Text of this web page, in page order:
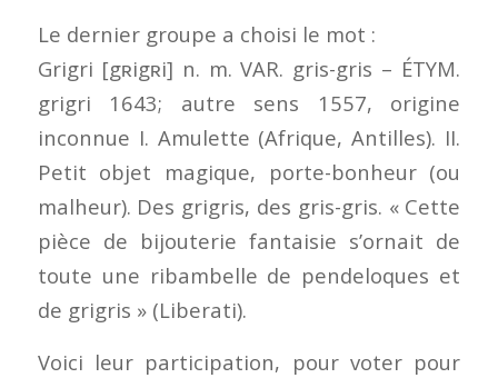
Le dernier groupe a choisi le mot :
Grigri [gʀigʀi] n. m. VAR. gris-gris – ÉTYM.
grigri 1643; autre sens 1557, origine
inconnue I. Amulette (Afrique, Antilles). II.
Petit objet magique, porte-bonheur (ou
malheur). Des grigris, des gris-gris. « Cette
pièce de bijouterie fantaisie s’ornait de
toute une ribambelle de pendeloques et
de grigris » (Liberati).
Voici leur participation, pour voter pour